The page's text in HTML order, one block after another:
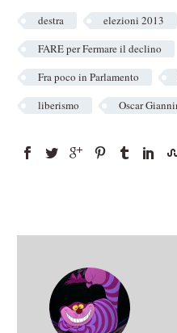
destra elezioni 2013
FARE per Fermare il declino
Fra poco in Parlamento
liberismo
Oscar